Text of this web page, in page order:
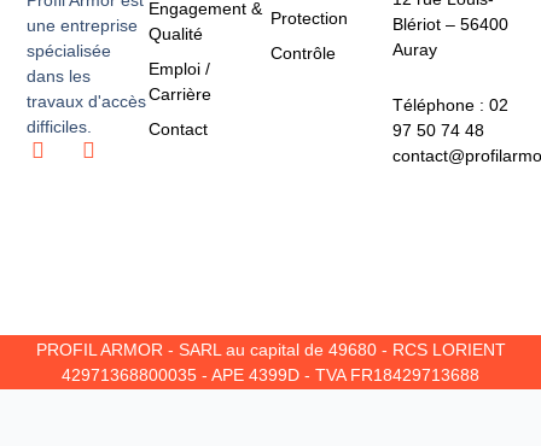
une entreprise
spécialisée
dans les
travaux d'accès
difficiles.
L
I
Protection
Contrôle
Engagement &
Qualité
Emploi /
Carrière
Contact
Blériot – 56400
Auray
Téléphone : 02
97 50 74 48
PROFIL ARMOR - SARL au capital de 49680 - RCS LORIENT
42971368800035 - APE 4399D - TVA FR18429713688